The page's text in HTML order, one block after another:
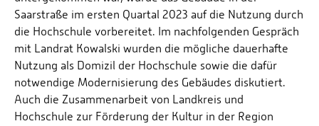
Saarstraße im ersten Quartal 2023 auf die Nutzung durch
die Hochschule vorbereitet. Im nachfolgenden Gespräch
mit Landrat Kowalski wurden die mögliche dauerhafte
Nutzung als Domizil der Hochschule sowie die dafür
notwendige Modernisierung des Gebäudes diskutiert.
Auch die Zusammenarbeit von Landkreis und
Hochschule zur Förderung der Kultur in der Region